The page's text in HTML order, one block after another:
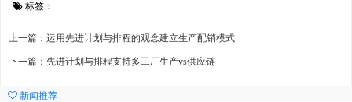
标签：
上一篇：运用先进计划与排程的观念建立生产配销模式
下一篇：先进计划与排程支持多工厂生产vs供应链
新闻推荐